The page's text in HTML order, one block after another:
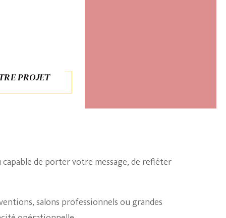
PROJET
de porter votre message, de refléter
salons professionnels ou grandes